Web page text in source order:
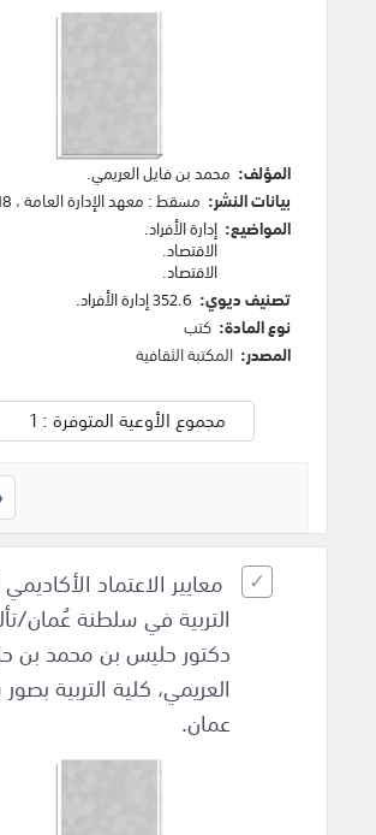
المؤلف: محمد بن فايل العريمي.
بيانات النشر: مسقط: معهد الإدارة العامة،
المواضيع: إدارة الأفراد.
الاقتصاد.
الاقتصاد.
تصنيف ديوي: 352.6 إدارة الأفراد.
نوع المادة: كتب
المصدر: المكتبة الثقافية
مجموع الأوعية المتوفرة : 1
معايير الاعتماد
التربية في سلطنة عُمان/
دكتور حليس بن محمد بن
العريمي، كلية التربية
عمان.